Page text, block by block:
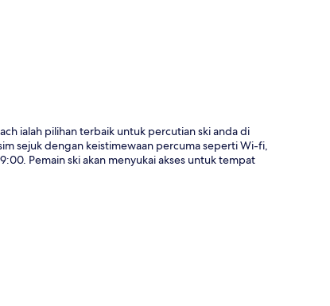
ialah pilihan terbaik untuk percutian ski anda di
sejuk dengan keistimewaan percuma seperti Wi-fi,
Pemain ski akan menyukai akses untuk tempat